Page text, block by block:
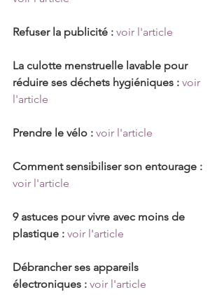
Refuser la publicité : voir l'article
La culotte menstruelle lavable pour
réduire ses déchets hygiéniques : voir
l'article
Prendre le vélo : voir l'article
Comment sensibiliser son entourage :
voir l'article
9 astuces pour vivre avec moins de
plastique : voir l'article
Débrancher ses appareils
électroniques : voir l'article